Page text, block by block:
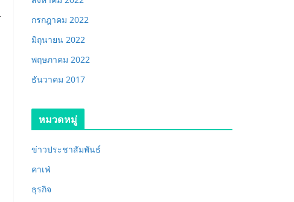
กรกฎาคม 2022
มิถุนายน 2022
พฤษภาคม 2022
ธันวาคม 2017
หมวดหมู่
ข่าวประชาสัมพันธ์
คาเฟ่
ธุรกิจ